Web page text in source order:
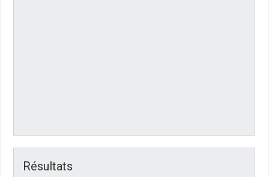
Résultats